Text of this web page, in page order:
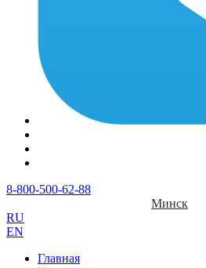
8-800-500-62-88
Минск
RU
EN
Главная